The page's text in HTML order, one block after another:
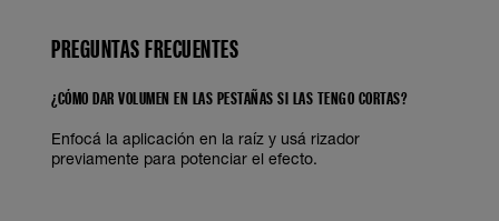
PREGUNTAS FRECUENTES
¿CÓMO DAR VOLUMEN EN LAS PESTAÑAS SI LAS TENGO CORTAS?
Enfocá la aplicación en la raíz y usá rizador
previamente para potenciar el efecto.